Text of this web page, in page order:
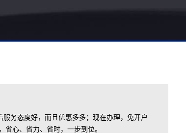
务态度好，而且优惠多多；现在办理，免开户
心、省力、省时，一步到位。